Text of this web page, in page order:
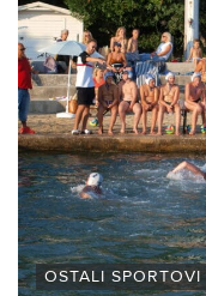
OSTALI SPORTOVI